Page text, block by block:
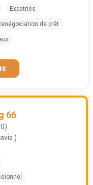
Expatriés
de prêt
66
)